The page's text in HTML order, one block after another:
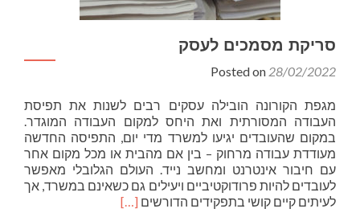
סריקת מסמכים לעסק
Posted on 28/02/2022
מגפת הקורונה הובילה עסקים רבים לשנות את תפיסת
העבודה המסורתית ואת היחס למקום העבודה המוגדר.
במקום שהעובדים יגיעו למשרד מדי יום, התפיסה החדשה
מעודדת עבודה מרחוק – בין אם מהבית או מכל מקום אחר
עם חיבור אינטרנט ומחשב נייד. העולם הגלובלי מאפשר
לעובדים להיות פרודוקטיביים ויעילים גם כשאינם במשרד, אך
לעיתים קיים קושי בתפקידים הדורשים Read
[…]